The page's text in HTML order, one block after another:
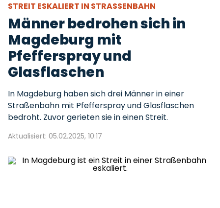
STREIT ESKALIERT IN STRASSENBAHN
Männer bedrohen sich in
Magdeburg mit
Pfefferspray und
Glasflaschen
In Magdeburg haben sich drei Männer in einer
Straßenbahn mit Pfefferspray und Glasflaschen
bedroht. Zuvor gerieten sie in einen Streit.
Aktualisiert: 05.02.2025, 10:17